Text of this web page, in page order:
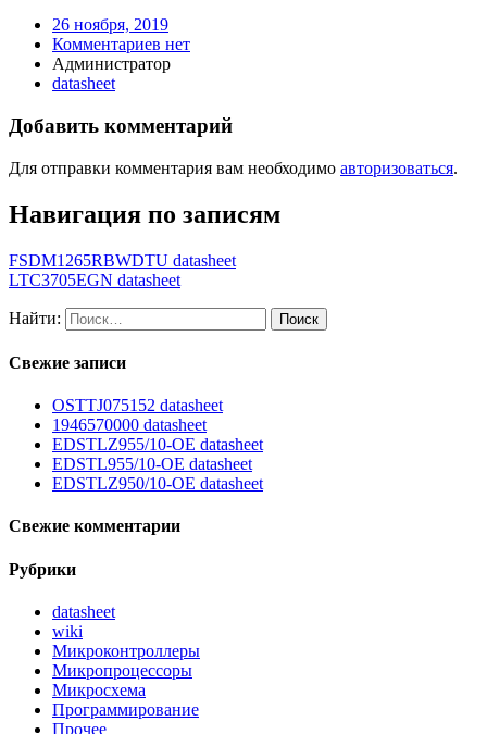
26 ноября, 2019
Комментариев нет
Администратор
datasheet
Добавить комментарий
Для отправки комментария вам необходимо авторизоваться.
Навигация по записям
FSDM1265RBWDTU datasheet
LTC3705EGN datasheet
Найти:
Свежие записи
OSTTJ075152 datasheet
1946570000 datasheet
EDSTLZ955/10-OE datasheet
EDSTL955/10-OE datasheet
EDSTLZ950/10-OE datasheet
Свежие комментарии
Рубрики
datasheet
wiki
Микроконтроллеры
Микропроцессоры
Микросхема
Программирование
Прочее